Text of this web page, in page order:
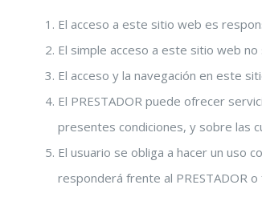
El acceso a este sitio web es
El simple acceso a este sitio web
El acceso y la navegación en este
El PRESTADOR puede ofrecer
presentes condiciones, y sobre las
El usuario se obliga a hacer un uso
responderá frente al PRESTADOR